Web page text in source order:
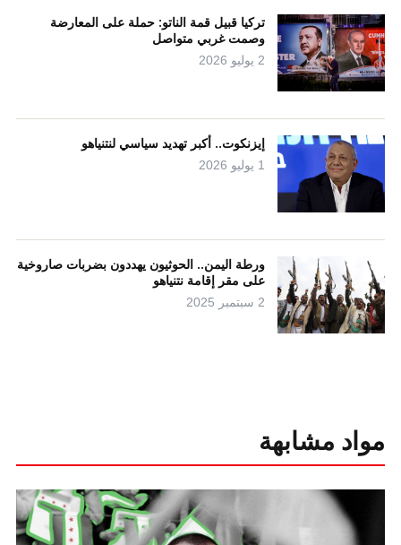
تركيا قبيل قمة الناتو: حملة على المعارضة
وصمت غربي متواصل
2 يوليو 2026
إيزنكوت.. أكبر تهديد سياسي لنتنياهو
1 يوليو 2026
ورطة اليمن.. الحوثيون يهددون بضربات صاروخية
على مقر إقامة نتنياهو
2 سبتمبر 2025
مواد مشابهة